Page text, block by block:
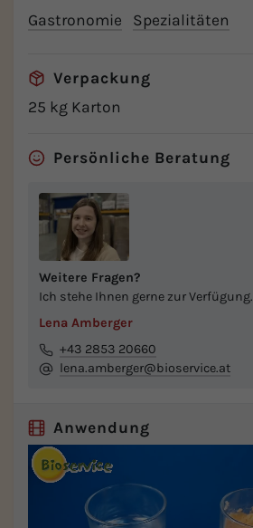
Gastronomie
Spezialitäten
Verpackung
25 kg Karton
Persönliche Beratung
Weitere Fragen?
Ich stehe Ihnen gerne zur Verfügung.
Lena Amberger
+43 2853 20660
lena.amberger@bioservice.at
Anwendung